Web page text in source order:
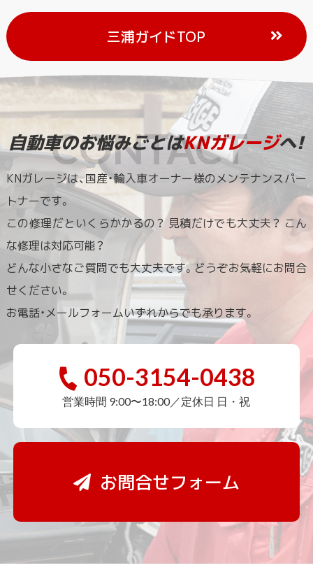
三浦ガイドTOP
自動車のお悩みごとはKNガレージへ!
KNガレージは、国産・輸入車オーナー様のメンテナンスパー
トナーです。
この修理だといくらかかるの？ 見積だけでも大丈夫？ こん
な修理は対応可能？
どんな小さなご質問でも大丈夫です。どうぞお気軽にお問合
せください。
お電話・メールフォームいずれからでも承ります。
050-3154-0438
営業時間 9:00〜18:00／定休日 日・祝
お問合せフォーム